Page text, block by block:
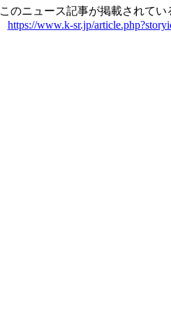
このニュース記事が掲載されてい
https://www.k-sr.jp/